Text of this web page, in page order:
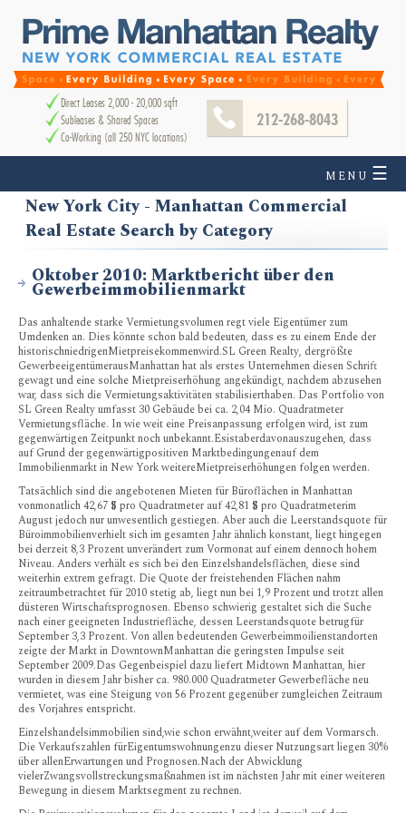
Direct Leases 2,000 - 20,000 sqft
Subleases & Shared Spaces
Co-Working (all 250 NYC locations)
212-268-8043
MENU ☰
New York City - Manhattan Commercial
Real Estate Search by Category
Oktober 2010: Marktbericht über den
Gewerbeimmobilienmarkt
Das anhaltende starke Vermietungsvolumen regt viele Eigentümer zum
Umdenken an. Dies könnte schon bald bedeuten, dass es zu einem Ende der
historischniedrigenMietpreisekommenwird.SL Green Realty, dergrößte
GewerbeeigentümerausManhattan hat als erstes Unternehmen diesen Schrift
gewagt und eine solche Mietpreiserhöhung angekündigt, nachdem abzusehen
war, dass sich die Vermietungsaktivitäten stabilisierthaben. Das Portfolio von
SL Green Realty umfasst 30 Gebäude bei ca. 2,04 Mio. Quadratmeter
Vermietungsfläche. In wie weit eine Preisanpassung erfolgen wird, ist zum
gegenwärtigen Zeitpunkt noch unbekannt.Esistaberdavonauszugehen, dass
auf Grund der gegenwärtigpositiven Marktbedingungenauf dem
Immobilienmarkt in New York weitereMietpreiserhöhungen folgen werden.
Tatsächlich sind die angebotenen Mieten für Büroflächen in Manhattan
vonmonatlich 42,67 $ pro Quadratmeter auf 42,81 $ pro Quadratmeterim
August jedoch nur unwesentlich gestiegen. Aber auch die Leerstandsquote für
Büroimmobilienverhielt sich im gesamten Jahr ähnlich konstant, liegt hingegen
bei derzeit 8,3 Prozent unverändert zum Vormonat auf einem dennoch hohem
Niveau. Anders verhält es sich bei den Einzelshandelsflächen, diese sind
weiterhin extrem gefragt. Die Quote der freistehenden Flächen nahm
zeitraumbetrachtet für 2010 stetig ab, liegt nun bei 1,9 Prozent und trotzt allen
düsteren Wirtschaftsprognosen. Ebenso schwierig gestaltet sich die Suche
nach einer geeigneten Industriefläche, dessen Leerstandsquote betrugfür
September 3,3 Prozent. Von allen bedeutenden Gewerbeimmoilienstandorten
zeigte der Markt in DowntownManhattan die geringsten Impulse seit
September 2009.Das Gegenbeispiel dazu liefert Midtown Manhattan, hier
wurden in diesem Jahr bisher ca. 980.000 Quadratmeter Gewerbefläche neu
vermietet, was eine Steigung von 56 Prozent gegenüber zumgleichen Zeitraum
des Vorjahres entspricht.
Einzelshandelsimmobilien sind,wie schon erwähnt,weiter auf dem Vormarsch.
Die Verkaufszahlen fürEigentumswohnungenzu dieser Nutzungsart liegen 30%
über allenErwartungen und Prognosen.Nach der Abwicklung
vielerZwangsvollstreckungsmaßnahmen ist im nächsten Jahr mit einer weiteren
Bewegung in diesem Marktsegment zu rechnen.